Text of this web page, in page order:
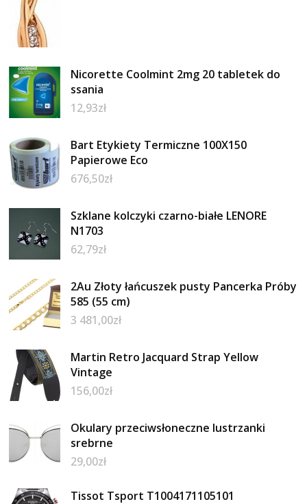
Nicorette Coolmint 2mg 20 tabletek do
ssania
12,93zł
Bart Etykiety Termiczne 100X150
Papierowe Eco
676,50zł
Szklane kolczyki czarno-białe LENORE
N1703
62,79zł
2Au Złoty łańcuszek pusty Pancerka Próby
585 (55 cm)
3 481,00zł
Martin Retro Jacquard Strap Yellow
Vintage
156,00zł
Okulary przeciwsłoneczne lustrzanki
srebrne
29,00zł
Tissot Tsport T1004171105101